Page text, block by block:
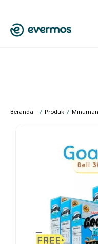
Beranda / Produk / Minuman